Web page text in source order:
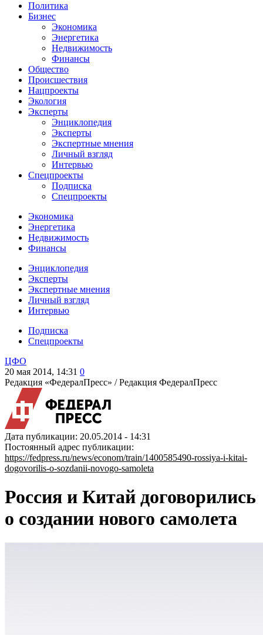
Политика
Бизнес
Экономика
Энергетика
Недвижимость
Финансы
Общество
Происшествия
Нацпроекты
Экология
Эксперты
Энциклопедия
Эксперты
Экспертные мнения
Личный взгляд
Интервью
Спецпроекты
Подписка
Спецпроекты
Экономика
Энергетика
Недвижимость
Финансы
Энциклопедия
Эксперты
Экспертные мнения
Личный взгляд
Интервью
Подписка
Спецпроекты
ЦФО
20 мая 2014, 14:31 0
Редакция «ФедералПресс» /Редакция ФедералПресс
Дата публикации: 20.05.2014 - 14:31
Постоянный адрес публикации:
https://fedpress.ru/news/econom/train/1400585490-rossiya-i-kitai-
dogovorilis-o-sozdanii-novogo-samoleta
Россия и Китай договорились
о создании нового самолета